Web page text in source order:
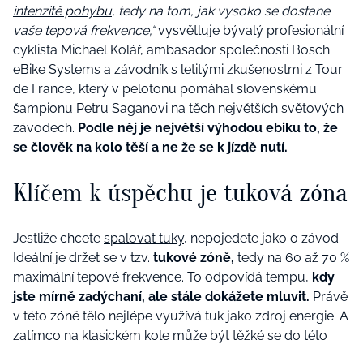
intenzitě pohybu, tedy na tom, jak vysoko se dostane
vaše tepová frekvence,“vysvětluje bývalý profesionální
cyklista Michael Kolář, ambasador společnosti Bosch
eBike Systems a závodník s letitými zkušenostmi z Tour
de France, který v pelotonu pomáhal slovenskému
šampionu Petru Saganovi na těch největších světových
závodech. Podle něj je největší výhodou ebiku to, že
se člověk na kolo těší a ne že se k jízdě nutí.
Klíčem k úspěchu je tuková zóna
Jestliže chcete spalovat tuky, nepojedete jako o závod.
Ideální je držet se v tzv. tukové zóně, tedy na 60 až 70 %
maximální tepové frekvence. To odpovídá tempu, kdy
jste mírně zadýchaní, ale stále dokážete mluvit. Právě
v této zóně tělo nejlépe využívá tuk jako zdroj energie. A
zatímco na klasickém kole může být těžké se do této